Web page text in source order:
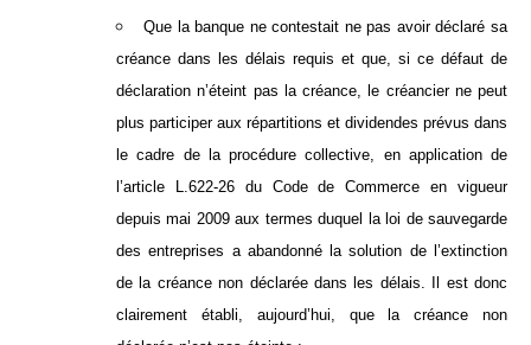
Que la banque ne contestait ne pas avoir déclaré sa
créance dans les délais requis et que, si ce défaut de
déclaration n’éteint pas la créance, le créancier ne peut
plus participer aux répartitions et dividendes prévus dans
le cadre de la procédure collective, en application de
l’article L.622-26 du Code de Commerceen vigueur
depuis mai 2009 aux termes duquel la loi de sauvegarde
des entreprises a abandonné la solution de l’extinction
de la créance non déclarée dans les délais. Il est donc
clairement établi, aujourd’hui, que la créance non